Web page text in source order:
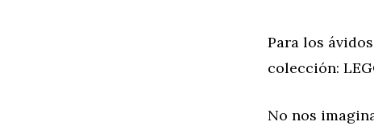
Para los
colección:
No nos